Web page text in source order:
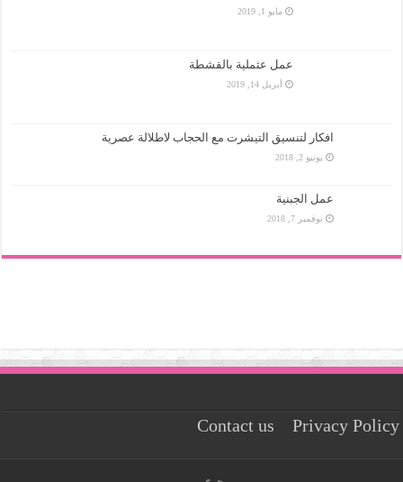
مايو 1, 2019
عمل عثملية بالقشطة
أبريل 14, 2019
افكار لتنسيق التيشرت مع الحجاب لاطلالة عصرية
يونيو 2, 2018
عمل الجبنية
نوفمبر 7, 2018
Contact us Privacy Policy